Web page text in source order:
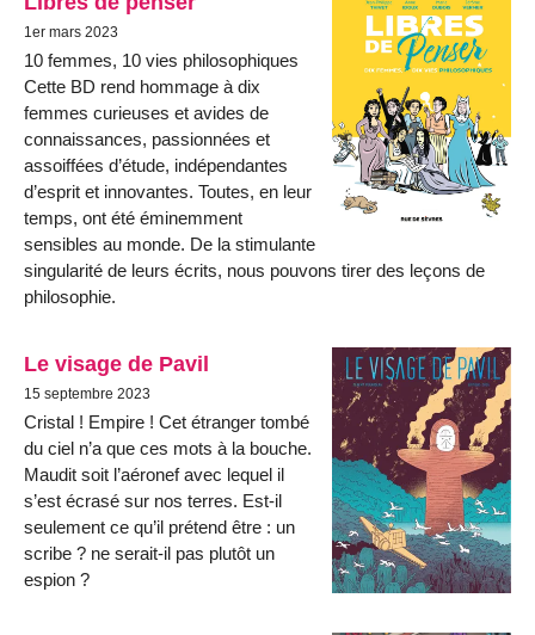
1er mars 2023
10 femmes, 10 vies philosophiques
Cette BD rend hommage à dix
femmes curieuses et avides de
connaissances, passionnées et
assoiffées d’étude, indépendantes
d’esprit et innovantes. Toutes, en leur
temps, ont été éminemment
sensibles au monde. De la stimulante
singularité de leurs écrits, nous pouvons tirer des leçons de
philosophie.
Le visage de Pavil
15 septembre 2023
Cristal ! Empire ! Cet étranger tombé
du ciel n’a que ces mots à la bouche.
Maudit soit l’aéronef avec lequel il
s’est écrasé sur nos terres. Est-il
seulement ce qu’il prétend être : un
scribe ? ne serait-il pas plutôt un
espion ?